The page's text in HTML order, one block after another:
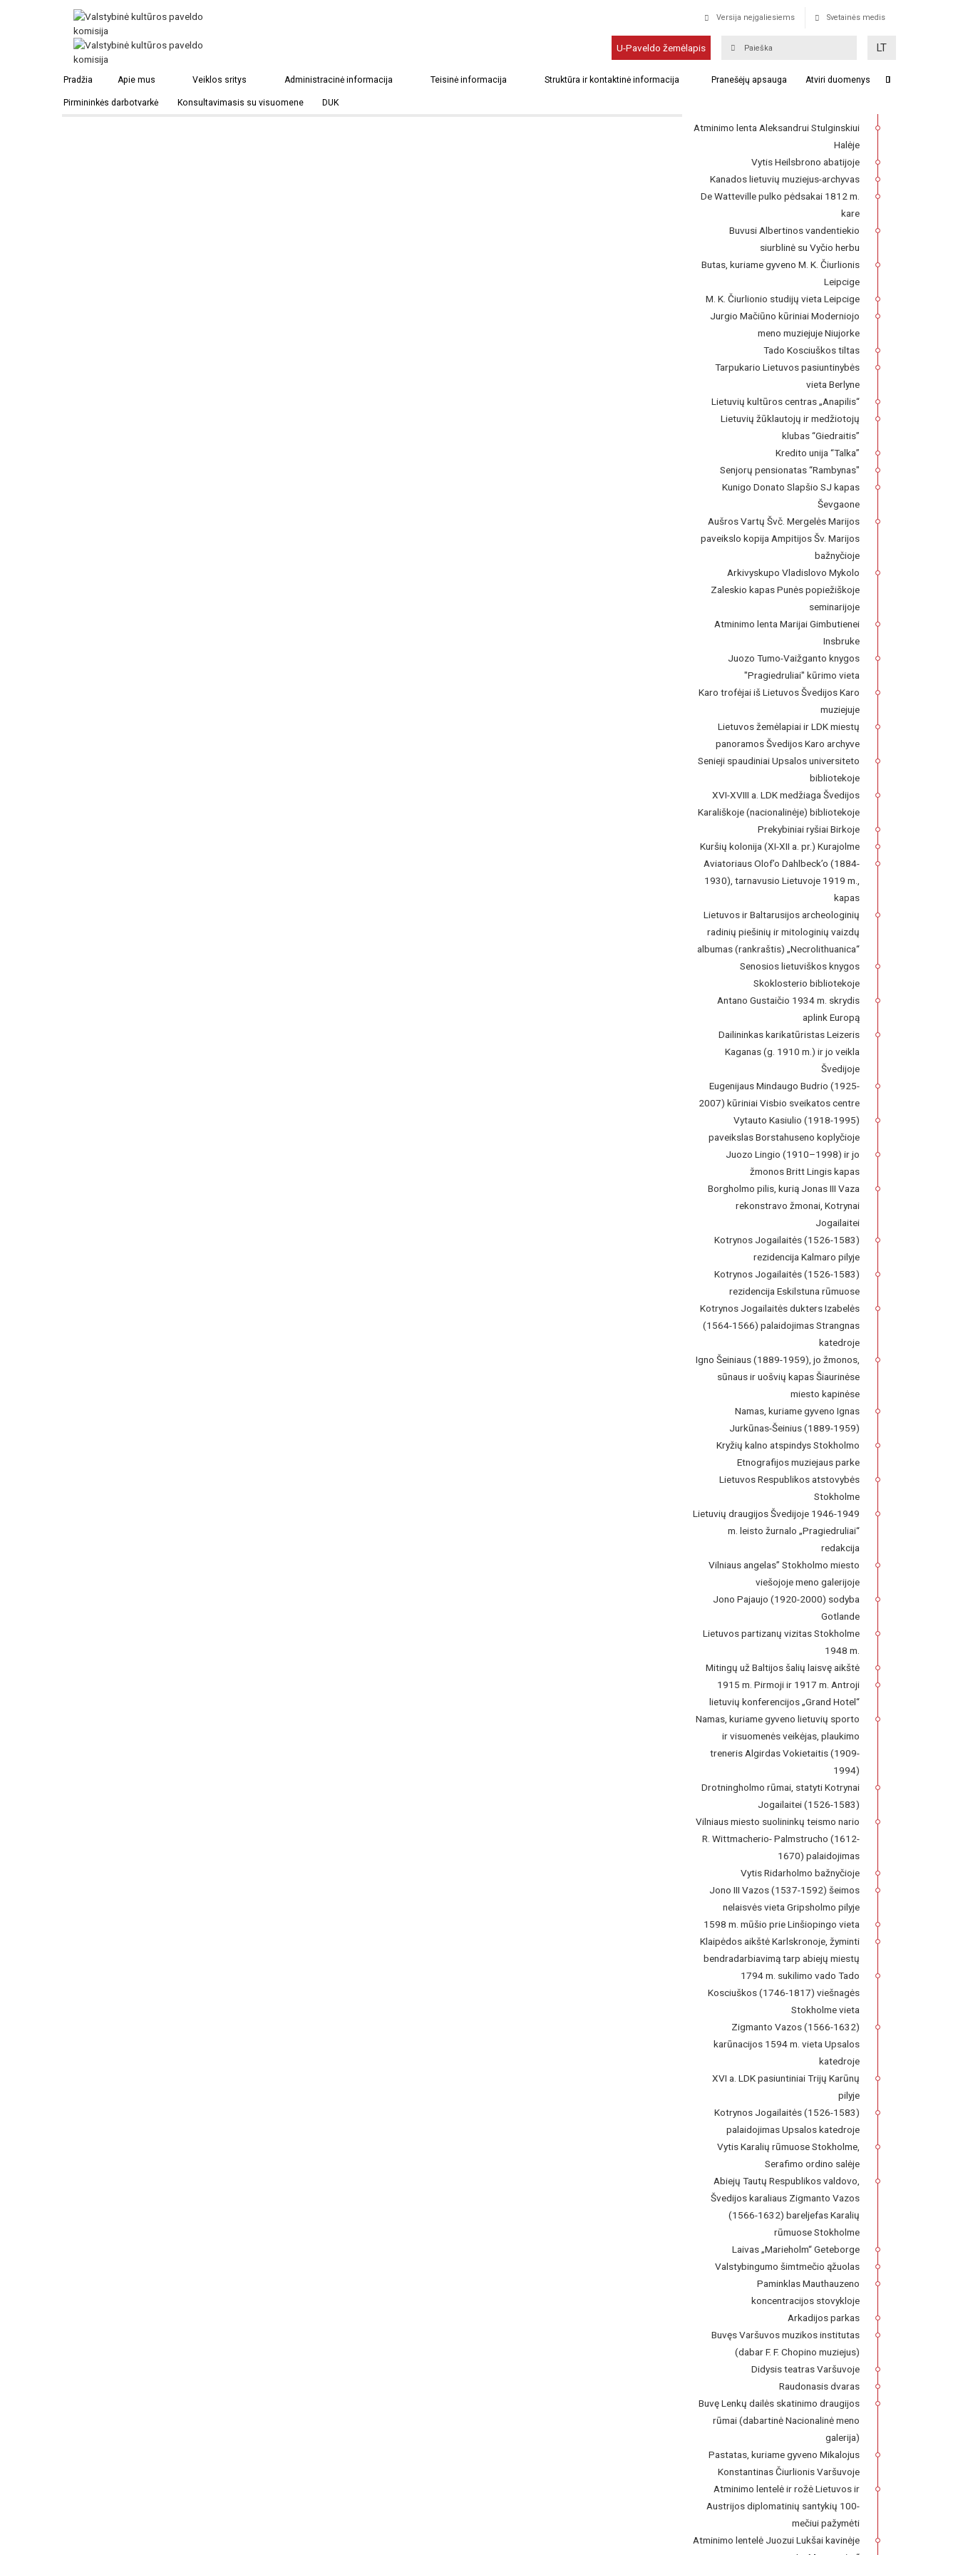
Versija neįgaliesiems Svetainės medis
U-Paveldo žemėlapis LT
Pradžia Apie mus Veiklos sritys Administracinė informacija Teisinė informacija Struktūra ir kontaktinė informacija Pranešėjų apsauga Atviri duomenys
Pirmininkės darbotvarkė Konsultavimasis su visuomene DUK
Krėvos pilis
Krevas
Franckesche Stiftungen kompleksas,
Atminimo lenta Aleksandrui Stulginskiui
Halėje
Vytis Heilsbrono abatijoje
Kanados lietuvių muziejus-archyvas
De Watteville pulko pėdsakai 1812 m.
kare
Buvusi Albertinos vandentiekio
siurblinė su Vyčio herbu
Butas, kuriame gyveno M. K. Čiurlionis
Leipcige
M. K. Čiurlionio studijų vieta Leipcige
Jurgio Mačiūno kūriniai Moderniojo
meno muziejuje Niujorke
Tado Kosciuškos tiltas
Tarpukario Lietuvos pasiuntinybės
vieta Berlyne
Lietuvių kultūros centras „Anapilis“
Lietuvių žūklautojų ir medžiotojų
klubas “Giedraitis”
Kredito unija “Talka”
Senjorų pensionatas “Rambynas"
Kunigo Donato Slapšio SJ kapas
Ševgaone
Aušros Vartų Švč. Mergelės Marijos
paveikslo kopija Ampitijos Šv. Marijos
bažnyčioje
Arkivyskupo Vladislovo Mykolo
Zaleskio kapas Punės popiežiškoje
seminarijoje
Atminimo lenta Marijai Gimbutienei
Insbruke
Juozo Tumo-Vaižganto knygos
"Pragiedruliai" kūrimo vieta
Karo trofėjai iš Lietuvos Švedijos Karo
muziejuje
Lietuvos žemėlapiai ir LDK miestų
panoramos Švedijos Karo archyve
Senieji spaudiniai Upsalos universiteto
bibliotekoje
XVI-XVIII a. LDK medžiaga Švedijos
Karališkoje (nacionalinėje) bibliotekoje
Prekybiniai ryšiai Birkoje
Kuršių kolonija (XI-XII a. pr.) Kurajolme
Aviatoriaus Olof’o Dahlbeck’o (1884-
1930), tarnavusio Lietuvoje 1919 m.,
kapas
Lietuvos ir Baltarusijos archeologinių
radinių piešinių ir mitologinių vaizdų
albumas (rankraštis) „Necrolithuanica“
Senosios lietuviškos knygos
Skoklosterio bibliotekoje
Antano Gustaičio 1934 m. skrydis
aplink Europą
Dailininkas karikatūristas Leizeris
Kaganas (g. 1910 m.) ir jo veikla
Švedijoje
Eugenijaus Mindaugo Budrio (1925-
2007) kūriniai Visbio sveikatos centre
Vytauto Kasiulio (1918-1995)
paveikslas Borstahuseno koplyčioje
Juozo Lingio (1910–1998) ir jo
žmonos Britt Lingis kapas
Borgholmo pilis, kurią Jonas III Vaza
rekonstravo žmonai, Kotrynai
Jogailaitei
Kotrynos Jogailaitės (1526-1583)
rezidencija Kalmaro pilyje
Kotrynos Jogailaitės (1526-1583)
rezidencija Eskilstuna rūmuose
Kotrynos Jogailaitės dukters Izabelės
(1564-1566) palaidojimas Strangnas
katedroje
Igno Šeiniaus (1889-1959), jo žmonos,
sūnaus ir uošvių kapas Šiaurinėse
miesto kapinėse
Namas, kuriame gyveno Ignas
Jurkūnas-Šeinius (1889-1959)
Kryžių kalno atspindys Stokholmo
Etnografijos muziejaus parke
Lietuvos Respublikos atstovybės
Stokholme
Lietuvių draugijos Švedijoje 1946-1949
m. leisto žurnalo „Pragiedruliai“
redakcija
Vilniaus angelas” Stokholmo miesto
viešojoje meno galerijoje
Jono Pajaujo (1920-2000) sodyba
Gotlande
Lietuvos partizanų vizitas Stokholme
1948 m.
Mitingų už Baltijos šalių laisvę aikštė
1915 m. Pirmoji ir 1917 m. Antroji
lietuvių konferencijos „Grand Hotel“
Namas, kuriame gyveno lietuvių sporto
ir visuomenės veikėjas, plaukimo
treneris Algirdas Vokietaitis (1909-
1994)
Drotningholmo rūmai, statyti Kotrynai
Jogailaitei (1526-1583)
Vilniaus miesto suolininkų teismo nario
R. Wittmacherio- Palmstrucho (1612-
1670) palaidojimas
Vytis Ridarholmo bažnyčioje
Jono III Vazos (1537-1592) šeimos
nelaisvės vieta Gripsholmo pilyje
1598 m. mūšio prie Linšiopingo vieta
Klaipėdos aikštė Karlskronoje, žyminti
bendradarbiavimą tarp abiejų miestų
1794 m. sukilimo vado Tado
Kosciuškos (1746-1817) viešnagės
Stokholme vieta
Zigmanto Vazos (1566-1632)
karūnacijos 1594 m. vieta Upsalos
katedroje
XVI a. LDK pasiuntiniai Trijų Karūnų
pilyje
Kotrynos Jogailaitės (1526-1583)
palaidojimas Upsalos katedroje
Vytis Karalių rūmuose Stokholme,
Serafimo ordino salėje
Abiejų Tautų Respublikos valdovo,
Švedijos karaliaus Zigmanto Vazos
(1566-1632) bareljefas Karalių
rūmuose Stokholme
Laivas „Marieholm“ Geteborge
Valstybingumo šimtmečio ąžuolas
Paminklas Mauthauzeno
koncentracijos stovykloje
Arkadijos parkas
Buvęs Varšuvos muzikos institutas
(dabar F. F. Chopino muziejus)
Didysis teatras Varšuvoje
Raudonasis dvaras
Buvę Lenkų dailės skatinimo draugijos
rūmai (dabartinė Nacionalinė meno
galerija)
Pastatas, kuriame gyveno Mikalojus
Konstantinas Čiurlionis Varšuvoje
Atminimo lentelė ir rožė Lietuvos ir
Austrijos diplomatinių santykių 100-
mečiui pažymėti
Atminimo lentelė Juozui Lukšai kavinėje